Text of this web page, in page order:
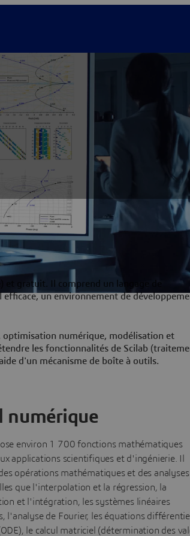
gratuit. Il comprend un langage de
un environnement de
optimisation numérique, modélisation et
les fonctionnalités de Scilab
d'un mécanisme de boîte à outils.
numérique
environ 1 700 fonctions mathématiques
applications scientifiques et d'ingénierie. Il
opérations mathématiques et des
que l'interpolation et la régression, la
et l'intégration, les systèmes linéaires
l'analyse de Fourier, les équations
le calcul matriciel (détermination des